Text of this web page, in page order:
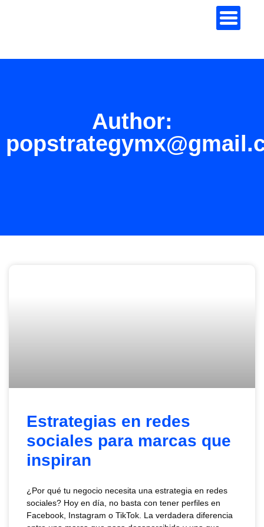
Author:
Estrategias en redes
sociales para marcas que
inspiran
¿Por qué tu negocio necesita una estrategia en redes
sociales? Hoy en día, no basta con tener perfiles en
Facebook, Instagram o TikTok. La verdadera diferencia